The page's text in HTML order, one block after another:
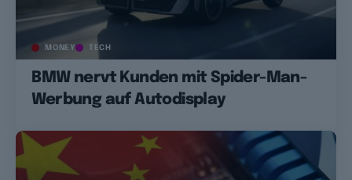
MONEY TECH
BMW nervt Kunden mit Spider-Man-
Werbung auf Autodisplay